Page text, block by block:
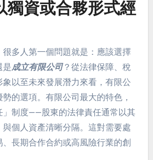
獨資或合夥形式經
是成立有限公司？從法律保障、稅
以至未來發展潛力來看，有限公
的選項。有限公司最大的特色，
」制度——股東的法律責任通常以其
與個人資產清晰分隔。這對需要處
長期合作合約或高風險行業的創